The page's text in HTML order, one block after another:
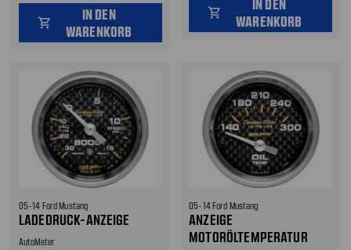
shopping_cart
IN DEN
WARENKORB
shopping_cart
IN DEN
WARENKORB
05-14 Ford Mustang
LADEDRUCK-ANZEIGE
AutoMeter
05-14 Ford Mustang
ANZEIGE
MOTORÖLTEMPERATUR